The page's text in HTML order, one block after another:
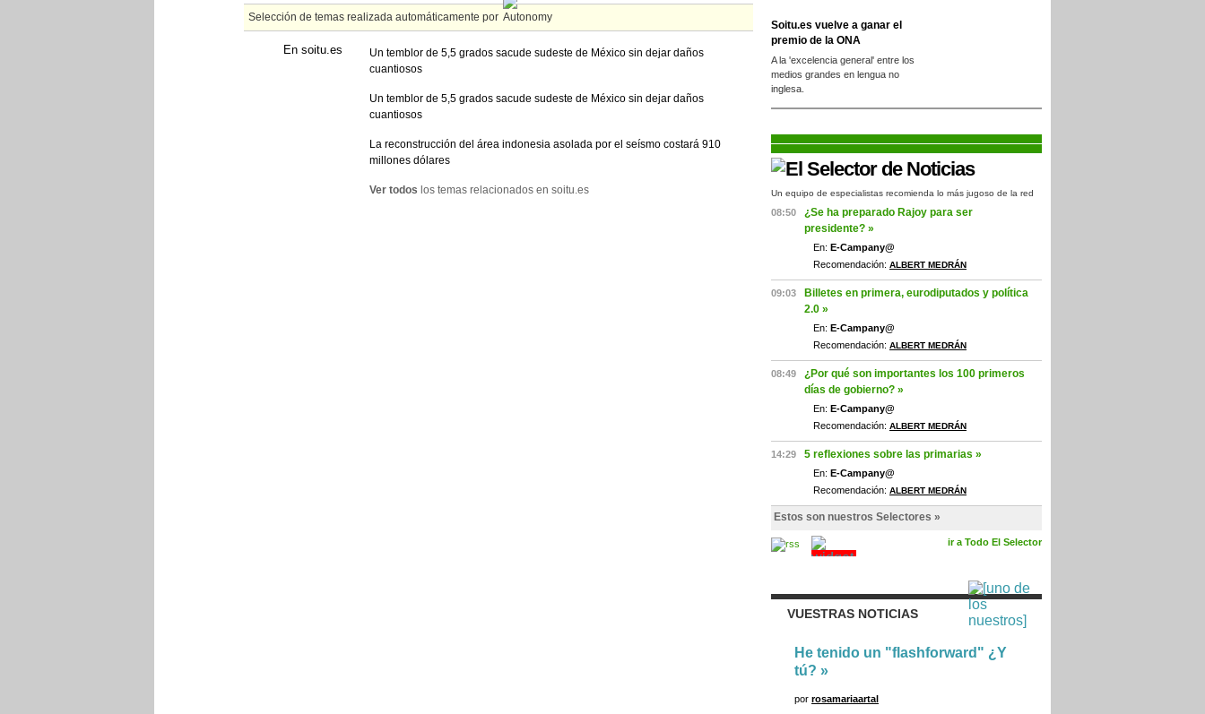
Selección de temas realizada automáticamente por
En soitu.es
Un temblor de 5,5 grados sacude sudeste de México sin dejar daños
cuantiosos
Un temblor de 5,5 grados sacude sudeste de México sin dejar daños
cuantiosos
La reconstrucción del área indonesia asolada por el seísmo costará 910
millones dólares
Ver todos los temas relacionados en soitu.es
Soitu.es vuelve a ganar el
premio de la ONA
A la 'excelencia general' entre los
medios grandes en lengua no
inglesa.
Un equipo de especialistas recomienda lo más jugoso de la red
08:50
¿Se ha preparado Rajoy para ser
presidente? »
En: E-Campany@
Recomendación: ALBERT MEDRÁN
09:03
Billetes en primera, eurodiputados y política
2.0 »
En: E-Campany@
Recomendación: ALBERT MEDRÁN
08:49
¿Por qué son importantes los 100 primeros
días de gobierno? »
En: E-Campany@
Recomendación: ALBERT MEDRÁN
14:29 5 reflexiones sobre las primarias »
En: E-Campany@
Recomendación: ALBERT MEDRÁN
Estos son nuestros Selectores »
ir a Todo El Selector
VUESTRAS NOTICIAS
He tenido un "flashforward" ¿Y
tú? »
por rosamariaartal